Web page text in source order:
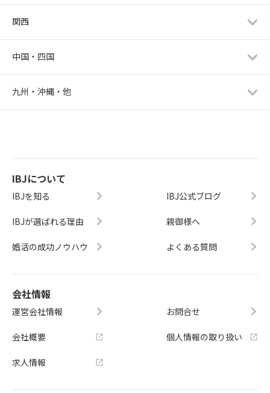
関西
中国・四国
九州・沖縄・他
IBJについて
IBJを知る
IBJが選ばれる理由
婚活の成功ノウハウ
IBJ公式ブログ
親御様へ
よくある質問
会社情報
運営会社情報
会社概要
求人情報
お問合せ
個人情報の取り扱い